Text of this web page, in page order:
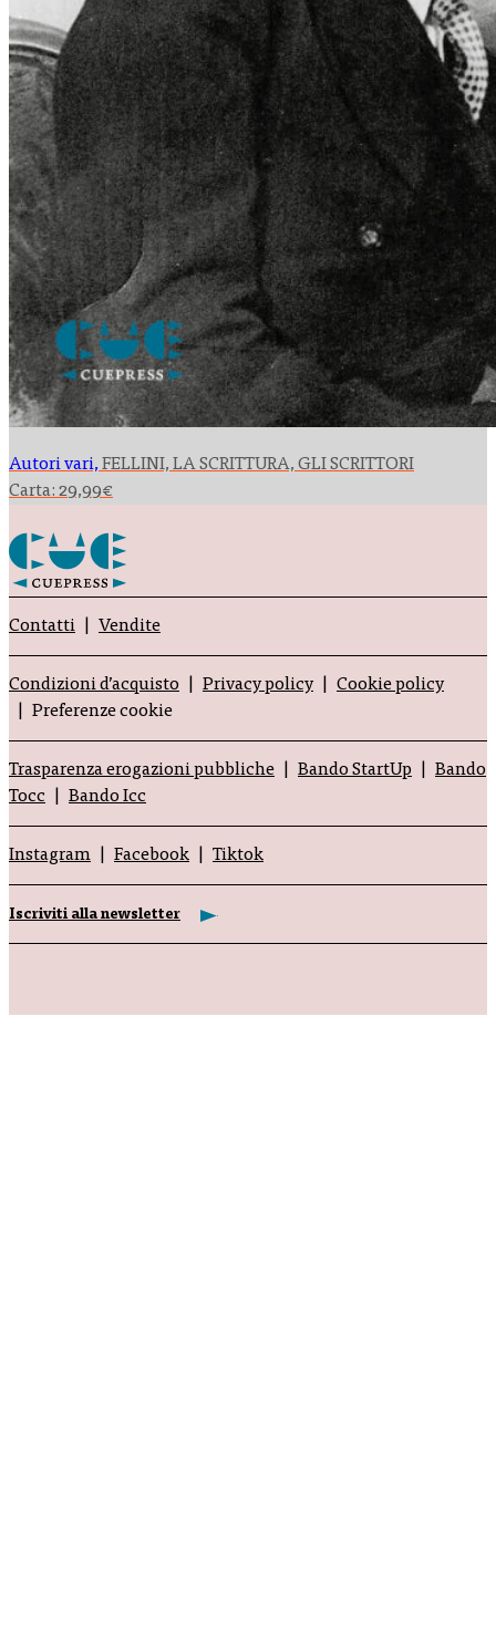
Autori vari,FELLINI, LA SCRITTURA, GLI SCRITTORI
Carta: 29,99€
Contatti Vendite
Condizioni d’acquisto Privacy policy
Cookie policy
Preferenze cookie
Trasparenza erogazioni pubbliche Bando StartUp
Bando
Tocc
Bando Icc
Instagram Facebook Tiktok
Iscriviti alla newsletter